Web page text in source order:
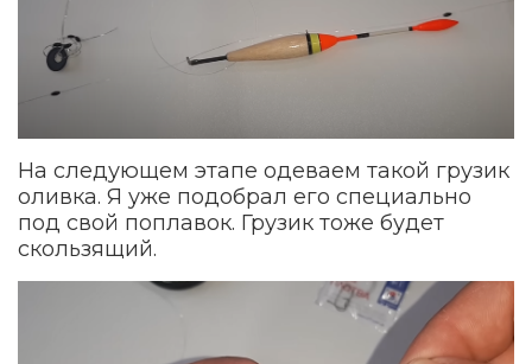
На следующем этапе одеваем такой грузик
оливка. Я уже подобрал его специально
под свой поплавок. Грузик тоже будет
скользящий.